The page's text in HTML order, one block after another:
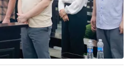
mình bằng AI